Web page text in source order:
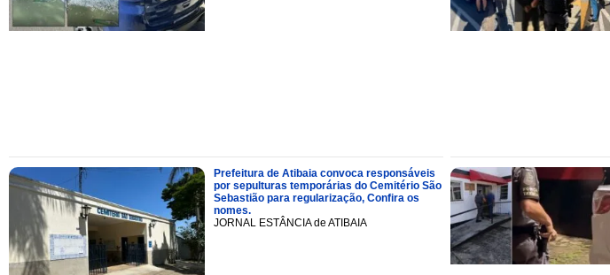
Prefeitura de Atibaia convoca responsáveis
por sepulturas temporárias do Cemitério São
Sebastião para regularização, Confira os
nomes.
JORNAL ESTÂNCIA de ATIBAIA